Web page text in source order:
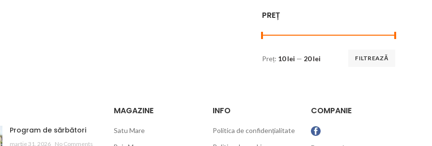
PREȚ
FILTREAZĂ
Preț: 10 lei — 20 lei
Program de sărbători
martie 31, 2026 No Comments
MAGAZINE
Satu Mare
INFO
Politica de confidențialitate
COMPANIE